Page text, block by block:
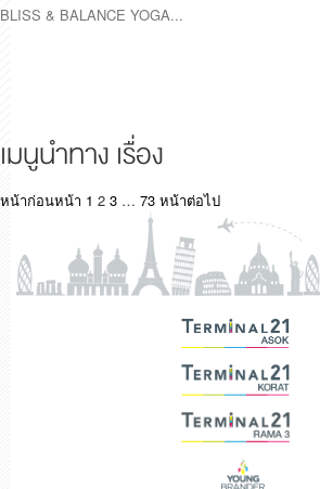
BLISS & BALANCE YOGA...
เมนูนำทาง เรื่อง
หน้าก่อนหน้า 1 2 3 … 73 หน้าต่อไป